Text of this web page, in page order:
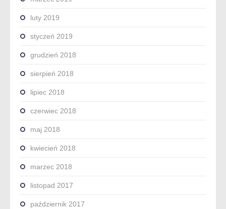
luty 2019
styczeń 2019
grudzień 2018
sierpień 2018
lipiec 2018
czerwiec 2018
maj 2018
kwiecień 2018
marzec 2018
listopad 2017
październik 2017